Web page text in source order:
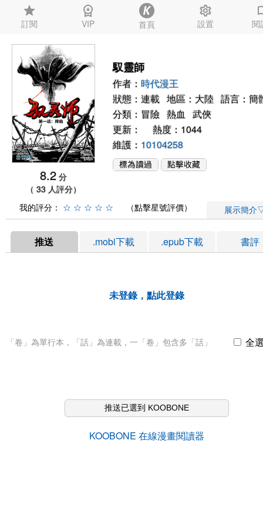
star
訂閱
workspace_premium
VIP 首頁
settings
設置 閱
8.2 分
（ 33 人評分）
馭靈師
作者： 時代漫王
狀態：連載 地區：大陸 語言：簡
分類： 冒險 熱血 武俠
更新： 熱度：1044
維護： 10104258
我的評分： ☆ ☆ ☆ ☆ ☆ （點擊星號評價） 展示簡介
推送 .mobi下載 .epub下載 書評
未登錄，點此登錄
「卷」為單行本，「話」為連載，一「卷」包含多「話」 全
推送已選到 KOOBONE
KOOBONE 在線漫畫閱讀器